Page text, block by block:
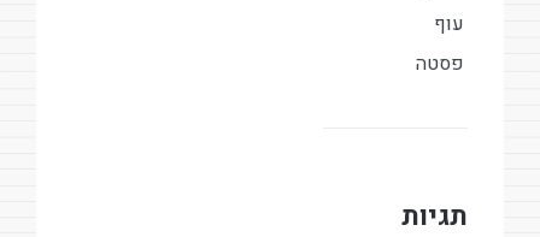
עוף
פסטה
תגיות